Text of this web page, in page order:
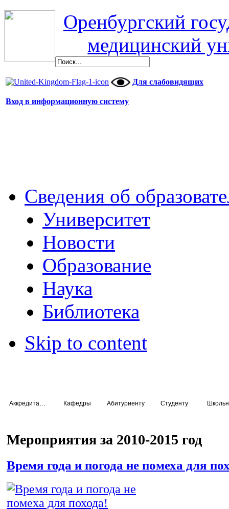
Оренбургский
медицинский
Для слабовидящих
Вход в информационную систему
Сведения об
Университет
Новости
Образование
Наука
Библиотека
Skip to content
Кафедры Абитуриенту Студенту
Мероприятия за 2010-2015 год
Время года и погода не помеха для